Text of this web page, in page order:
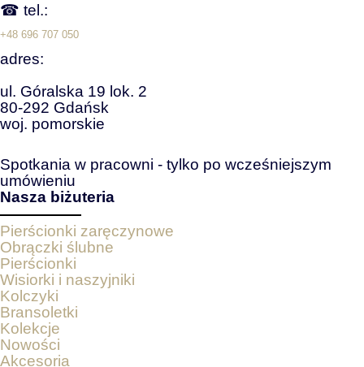
☎ tel.:
+48 696 707 050
adres:
ul. Góralska 19 lok. 2
80-292 Gdańsk
woj. pomorskie
Spotkania w pracowni - tylko po wcześniejszym
umówieniu
Nasza biżuteria
Pierścionki zaręczynowe
Obrączki ślubne
Pierścionki
Wisiorki i naszyjniki
Kolczyki
Bransoletki
Kolekcje
Nowości
Akcesoria